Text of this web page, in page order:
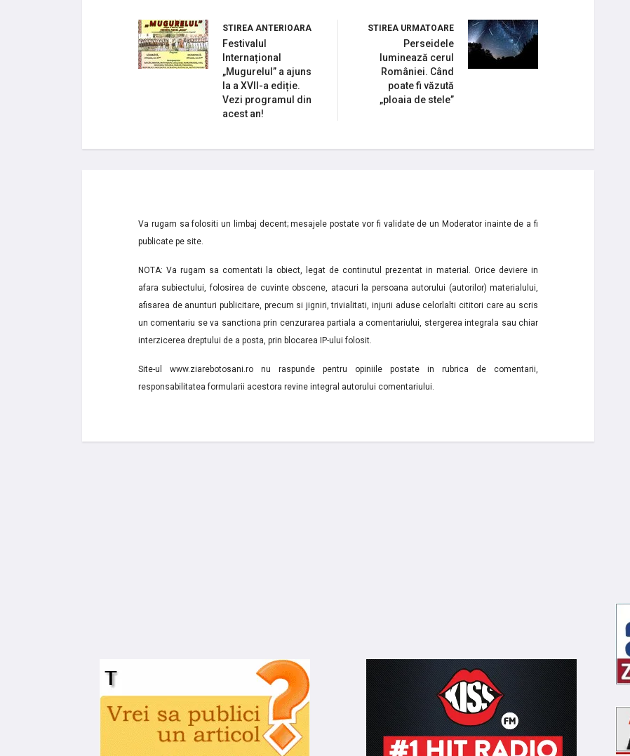
STIREA ANTERIOARA
Festivalul
Internațional
„Mugurelul” a ajuns
la a XVII-a ediție.
Vezi programul din
acest an!
STIREA URMATOARE
Perseidele
luminează cerul
României. Când
poate fi văzută
„ploaia de stele”
Va rugam sa folositi un limbaj decent; mesajele postate vor fi validate de un Moderator inainte de a fi
publicate pe site.
NOTA: Va rugam sa comentati la obiect, legat de continutul prezentat in material. Orice deviere in
afara subiectului, folosirea de cuvinte obscene, atacuri la persoana autorului (autorilor) materialului,
afisarea de anunturi publicitare, precum si jigniri, trivialitati, injurii aduse celorlalti cititori care au scris
un comentariu se va sanctiona prin cenzurarea partiala a comentariului, stergerea integrala sau chiar
interzicerea dreptului de a posta, prin blocarea IP-ului folosit.
Site-ul www.ziarebotosani.ro nu raspunde pentru opiniile postate in rubrica de comentarii,
responsabilitatea formularii acestora revine integral autorului comentariului.